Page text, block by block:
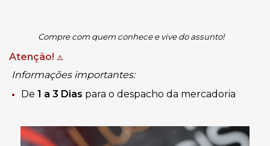
Compre com quem conhece e vive do assunto!
Atenção! ⚠️
Informações importantes:
De 1 a 3 Dias para o despacho da mercadoria